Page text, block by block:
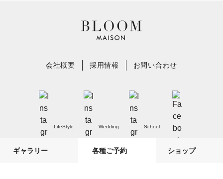
ギャラリー 各種ご予約 ショップ
会社概要 採用情報 お問い合わせ
LifeStyle Wedding School